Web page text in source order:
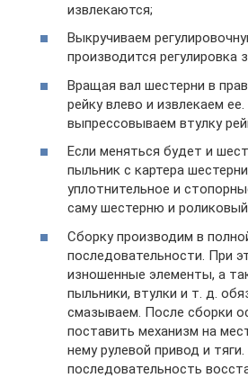
извлекаются;
Выкручиваем
производится регулировка
Вращая вал шестерни в
рейку влево и извлекаем
выпрессовываем втулку
Если меняться будет и
пыльник с картера
уплотнительное и
саму шестерню и
Сборку производим в
последовательности. При
изношенные элементы, а
пыльники, втулки и т. д.
смазываем. После сборки
поставить механизм на
нему рулевой привод и
последовательность